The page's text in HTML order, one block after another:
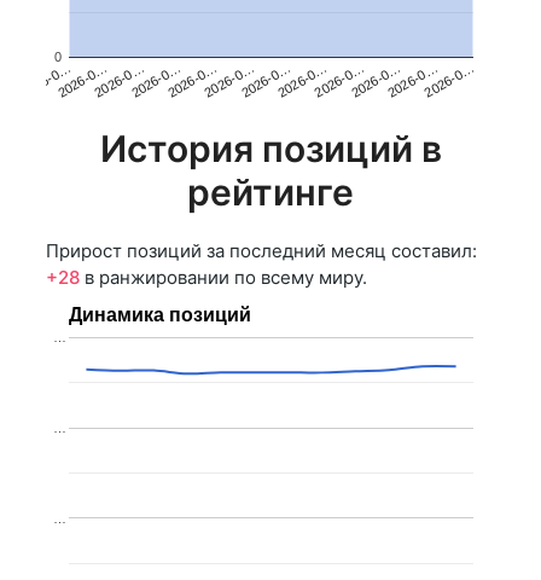
2026-0…2026-0…2026-0…2026-0…2026-0…2026-0…2026-0…2026-0…2026-0…2026-0…2026-0…2026-0…
0
История позиций в
рейтинге
Прирост позиций за последний месяц составил:
+28 в ранжировании по всему миру.
Динамика позиций
…
…